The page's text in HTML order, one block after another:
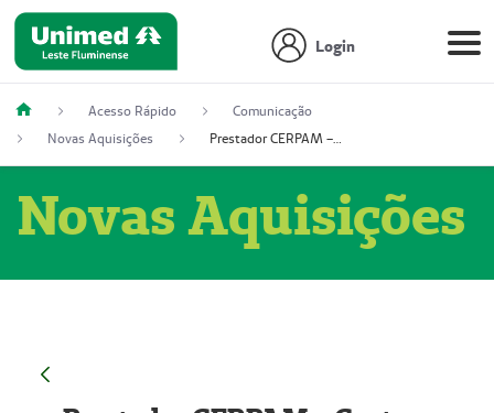
Login
Acesso Rápido
Comunicação
Novas Aquisições
Prestador CERPAM – Centro de Reabilitação S/S Ltda-ME (52004274-8)
Novas Aquisições